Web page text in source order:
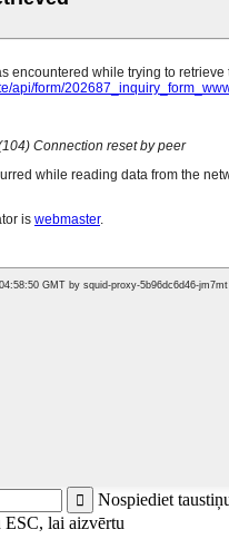
Nospiediet
ESC, lai aizvērtu